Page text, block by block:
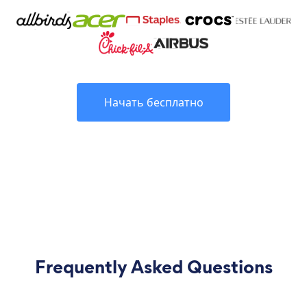
Начать бесплатно
Frequently Asked Questions